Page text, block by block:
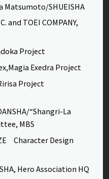
Matsumoto/SHUEISHA
and TOEI COMPANY,
Project
Exedra Project
Project
“Shangri-La
MBS
Character Design
Hero Association HQ